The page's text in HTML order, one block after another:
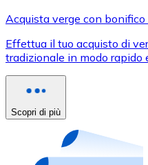
Usa le carte Visa e
Acquista con carta
Acquista gift card dei
Acquista verge con bonifico
Effettua il tuo acquisto di
tradizionale in modo rapido
Scopri di più